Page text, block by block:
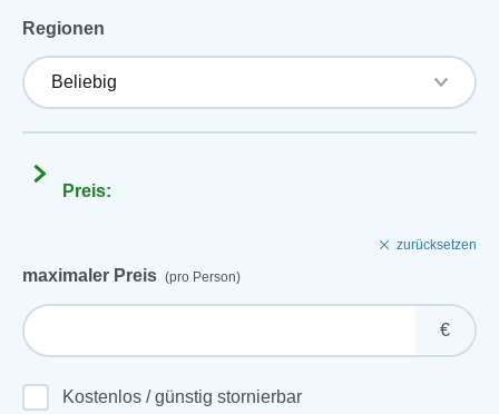
Regionen
Preis:
zurücksetzen
maximaler Preis (pro Person)
€
Kostenlos / günstig stornierbar